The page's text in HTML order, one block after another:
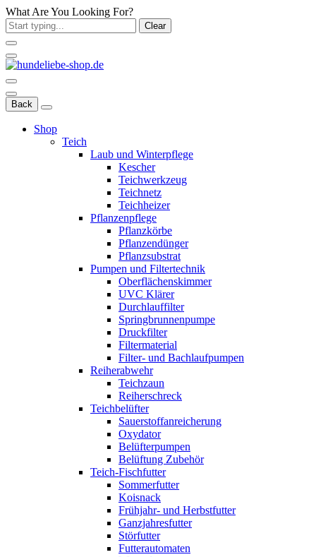
What Are You Looking For?
Clear
Back
Shop
Teich
Laub und Winterpflege
Kescher
Teichwerkzeug
Teichnetz
Teichheizer
Pflanzenpflege
Pflanzkörbe
Pflanzendünger
Pflanzsubstrat
Pumpen und Filtertechnik
Oberflächenskimmer
UVC Klärer
Durchlauffilter
Springbrunnenpumpe
Druckfilter
Filtermaterial
Filter- und Bachlaufpumpen
Reiherabwehr
Teichzaun
Reiherschreck
Teichbelüfter
Sauerstoffanreicherung
Oxydator
Belüfterpumpen
Belüftung Zubehör
Teich-Fischfutter
Sommerfutter
Koisnack
Frühjahr- und Herbstfutter
Ganzjahresfutter
Störfutter
Futterautomaten